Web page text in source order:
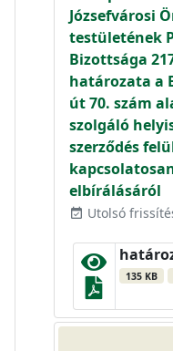
Józsefvárosi
testületének
Bizottsága
határozata a
út 70. szám
szolgáló
szerződés
elbírálásáról
event_available Utolsó
135 KB